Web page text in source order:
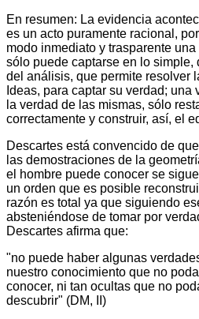
En resumen: La evidencia
es un acto puramente racional,
modo inmediato y trasparente
sólo puede captarse en lo simple,
del análisis, que permite resolver
Ideas, para captar su verdad; una
la verdad de las mismas, sólo
correctamente y construir, así, el
Descartes está convencido de
las demostraciones de la
el hombre puede conocer se
un orden que es posible
razón es total ya que siguiendo
absteniéndose de tomar por
Descartes afirma que:
"no puede haber algunas
nuestro conocimiento que no
conocer, ni tan ocultas que no
descubrir" (DM, II)